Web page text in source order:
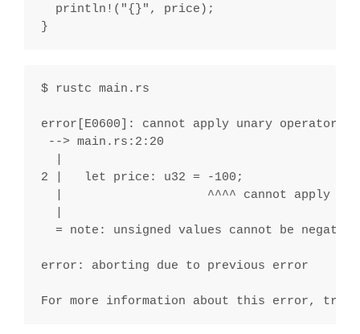
  println!("{}", price);
}
$ rustc main.rs
error[E0600]: cannot apply unary operator
--> main.rs:2:20
2 |   let price: u32 = -100;
|                    ^^^^ cannot apply
  = note: unsigned values cannot be negated
error: aborting due to previous error
For more information about this error, try